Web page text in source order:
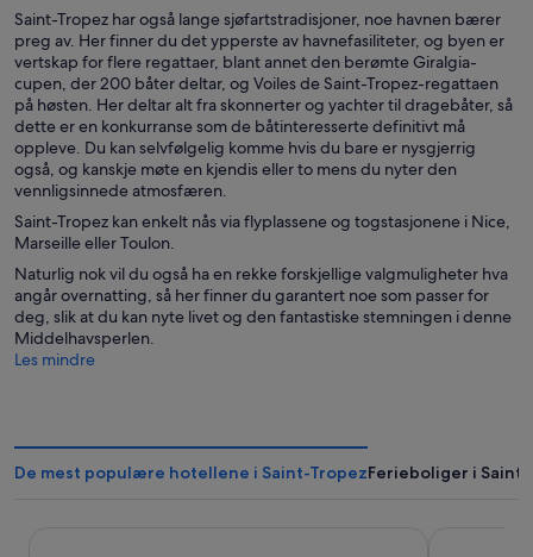
Saint-Tropez har også lange sjøfartstradisjoner, noe havnen bærer
preg av. Her finner du det ypperste av havnefasiliteter, og byen er
vertskap for flere regattaer, blant annet den berømte Giralgia-
cupen, der 200 båter deltar, og Voiles de Saint-Tropez-regattaen
på høsten. Her deltar alt fra skonnerter og yachter til dragebåter, så
dette er en konkurranse som de båtinteresserte definitivt må
oppleve. Du kan selvfølgelig komme hvis du bare er nysgjerrig
også, og kanskje møte en kjendis eller to mens du nyter den
vennligsinnede atmosfæren.
Saint-Tropez kan enkelt nås via flyplassene og togstasjonene i Nice,
Marseille eller Toulon.
Naturlig nok vil du også ha en rekke forskjellige valgmuligheter hva
angår overnatting, så her finner du garantert noe som passer for
deg, slik at du kan nyte livet og den fantastiske stemningen i denne
Middelhavsperlen.
Les mindre
De mest populære hotellene i Saint-TropezFerieboliger i